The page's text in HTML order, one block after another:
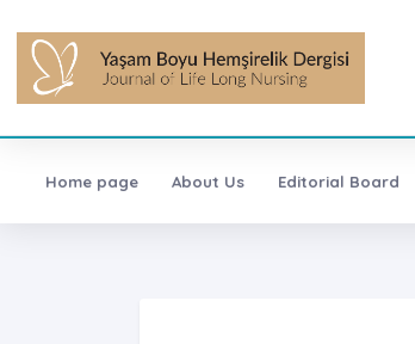
Home page About Us Editorial Board